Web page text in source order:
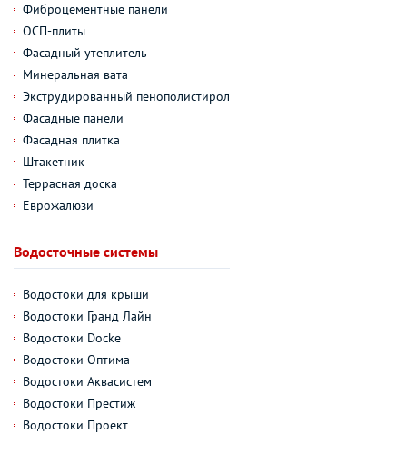
Фиброцементные панели
ОСП-плиты
Фасадный утеплитель
Минеральная вата
Экструдированный пенополистирол
Фасадные панели
Фасадная плитка
Штакетник
Террасная доска
Еврожалюзи
Водосточные системы
Водостоки для крыши
Водостоки Гранд Лайн
Водостоки Docke
Водостоки Оптима
Водостоки Аквасистем
Водостоки Престиж
Водостоки Проект